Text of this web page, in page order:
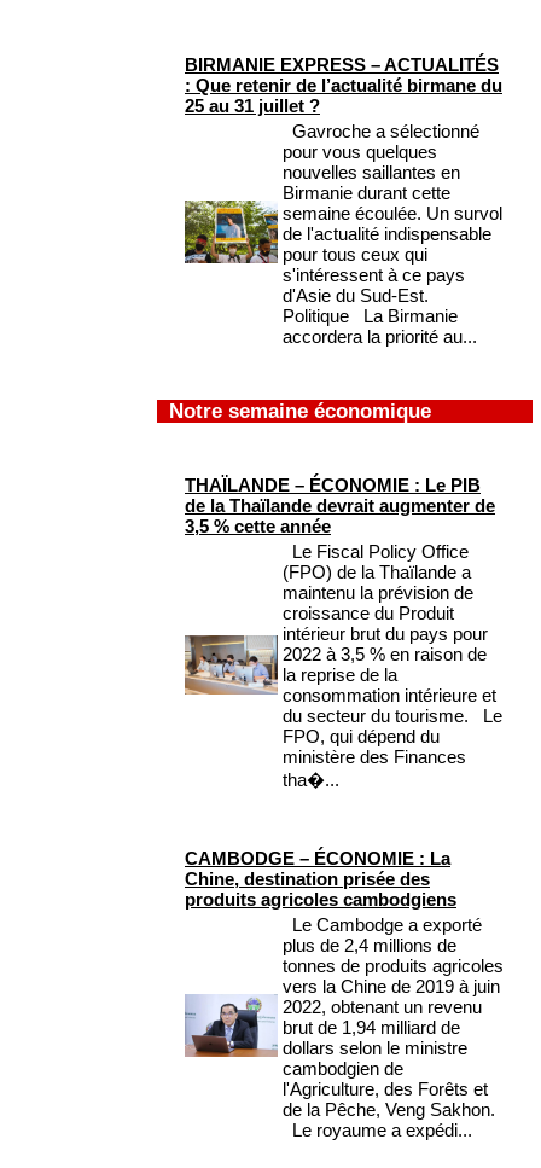
BIRMANIE EXPRESS – ACTUALITÉS
: Que retenir de l’actualité birmane du
25 au 31 juillet ?
Gavroche a sélectionné
pour vous quelques
nouvelles saillantes en
Birmanie durant cette
semaine écoulée. Un survol
de l'actualité indispensable
pour tous ceux qui
s'intéressent à ce pays
d'Asie du Sud-Est.
Politique La Birmanie
accordera la priorité au...
Notre semaine économique
THAÏLANDE – ÉCONOMIE : Le PIB
de la Thaïlande devrait augmenter de
3,5 % cette année
Le Fiscal Policy Office
(FPO) de la Thaïlande a
maintenu la prévision de
croissance du Produit
intérieur brut du pays pour
2022 à 3,5 % en raison de
la reprise de la
consommation intérieure et
du secteur du tourisme. Le
FPO, qui dépend du
ministère des Finances
tha�...
CAMBODGE – ÉCONOMIE : La
Chine, destination prisée des
produits agricoles cambodgiens
Le Cambodge a exporté
plus de 2,4 millions de
tonnes de produits agricoles
vers la Chine de 2019 à juin
2022, obtenant un revenu
brut de 1,94 milliard de
dollars selon le ministre
cambodgien de
l'Agriculture, des Forêts et
de la Pêche, Veng Sakhon.
Le royaume a expédi...